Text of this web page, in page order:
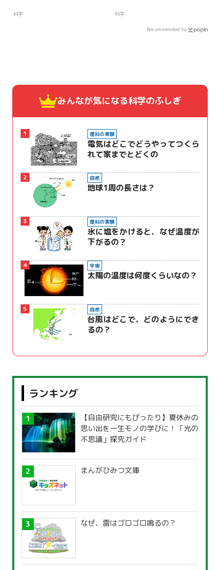
科学 科学
Recommended by
みんなが気になる科学のふしぎ
1 理科の実験
電気はどこでどうやってつくら
れて家までとどくの
2 自然
地球1周の長さは？
3 理科の実験
氷に塩をかけると、なぜ温度が
下がるの？
4 宇宙
太陽の温度は何度くらいなの？
5 自然
台風はどこで、どのようにでき
るの？
ランキング
【自由研究にもぴったり】夏休みの
思い出を一生モノの学びに！「光の
不思議」探究ガイド
まんがひみつ文庫
なぜ、雷はゴロゴロ鳴るの？